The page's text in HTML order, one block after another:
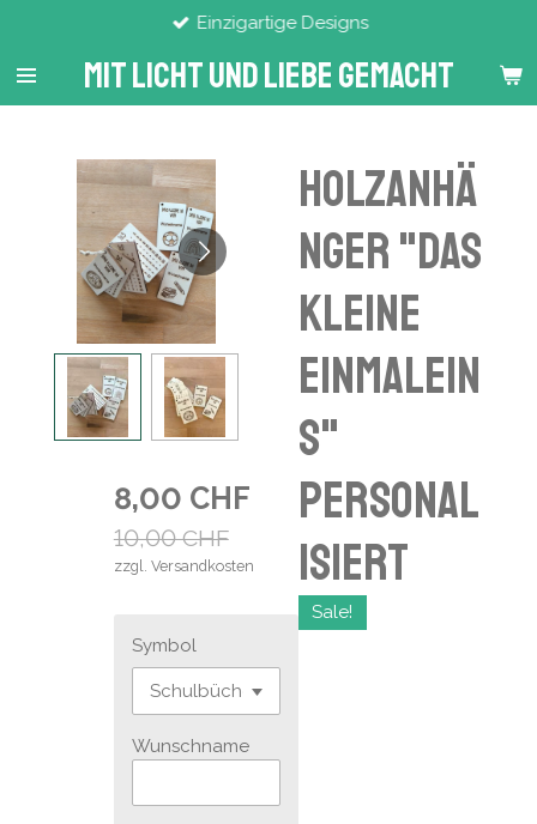
springen Mit Licht Und Liebe Gemacht
Einzigartige Designs
Holzanhä
nger "Das
kleine
Einmalein
s"
personal
isiert
Sale!
8,00 CHF
10,00 CHF
zzgl. Versandkosten
Symbol
Wunschname